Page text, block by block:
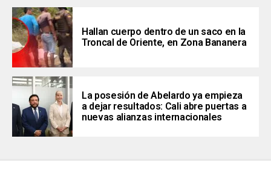
Hallan cuerpo dentro de un saco en la
Troncal de Oriente, en Zona Bananera
La posesión de Abelardo ya empieza
a dejar resultados: Cali abre puertas a
nuevas alianzas internacionales